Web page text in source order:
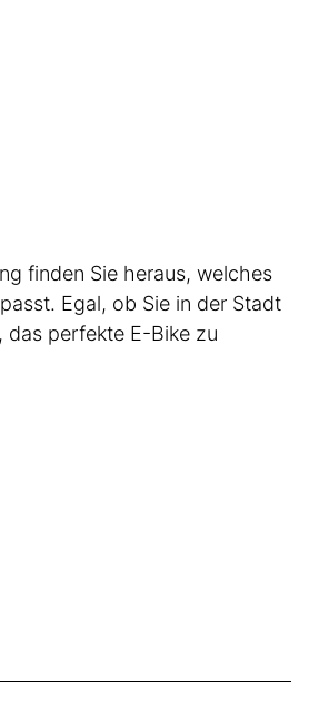
finden Sie heraus, welches
Egal, ob Sie in der Stadt
das perfekte E-Bike zu